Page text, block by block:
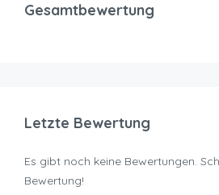
Gesamtbewertung
Letzte Bewertung
Es gibt noch keine Bewertungen.
Bewertung!